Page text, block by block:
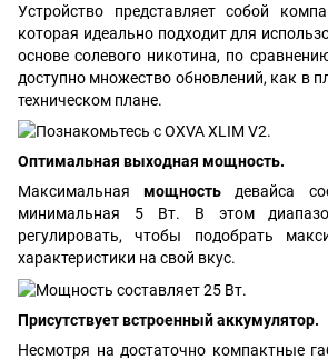
Устройство представляет собой
которая идеально подходит для
основе солевого никотина, по
доступно множество обновлений, как в
техническом плане.
Оптимальная выходная мощность.
Максимальнаямощностьдевайса
минимальная 5 Вт. В этом
регулировать, чтобы подобрать
характеристики на свой вкус.
Присутствует встроенный аккумулятор.
Несмотря на достаточно компактные